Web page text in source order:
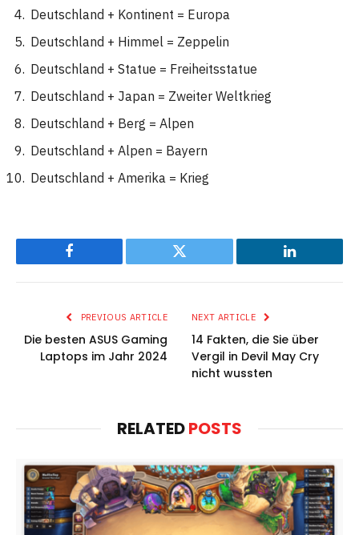
Deutschland + Kontinent = Europa
Deutschland + Himmel = Zeppelin
Deutschland + Statue = Freiheitsstatue
Deutschland + Japan = Zweiter Weltkrieg
Deutschland + Berg = Alpen
Deutschland + Alpen = Bayern
Deutschland + Amerika = Krieg
Facebook Twitter LinkedIn
PREVIOUS ARTICLE
Die besten ASUS Gaming
Laptops im Jahr 2024
NEXT ARTICLE
14 Fakten, die Sie über
Vergil in Devil May Cry
nicht wussten
RELATEDPOSTS